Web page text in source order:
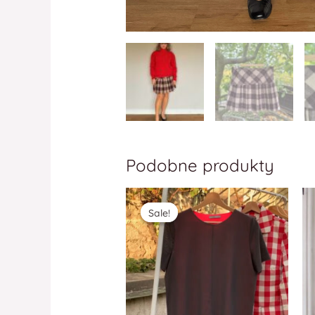
Podobne produkty
Sale!
Sale!